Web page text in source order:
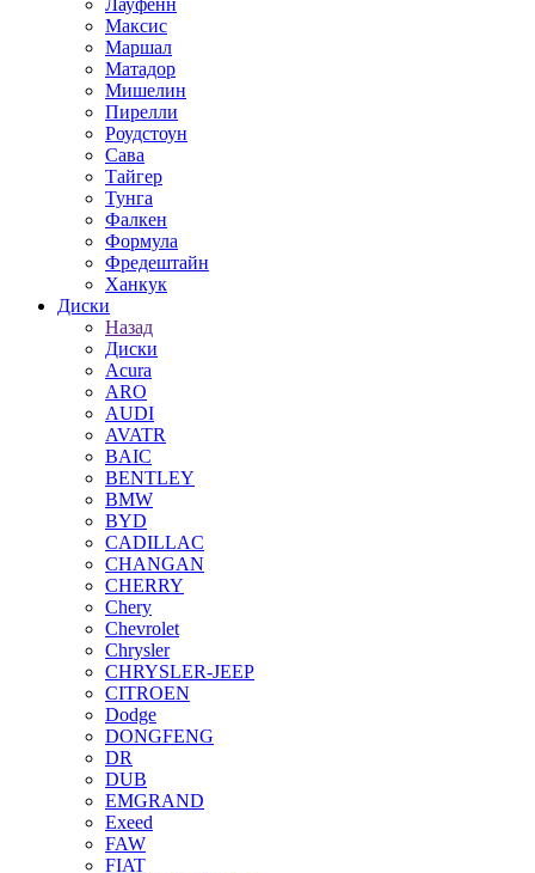
Лауфенн
Максис
Маршал
Матадор
Мишелин
Пирелли
Роудстоун
Сава
Тайгер
Тунга
Фалкен
Формула
Фредештайн
Ханкук
Диски
Назад
Диски
Acura
ARO
AUDI
AVATR
BAIC
BENTLEY
BMW
BYD
CADILLAC
CHANGAN
CHERRY
Chery
Chevrolet
Chrysler
CHRYSLER-JEEP
CITROEN
Dodge
DONGFENG
DR
DUB
EMGRAND
Exeed
FAW
FIAT